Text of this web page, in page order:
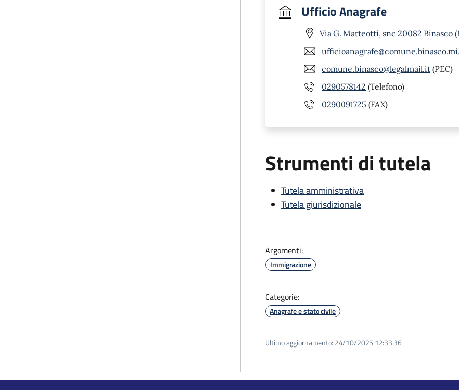
Ufficio Anagrafe
Via G. Matteotti, snc 20082 Binasco
comune.binasco@legalmail.it (PEC)
0290578142 (Telefono)
0290091725 (FAX)
Strumenti di tutela
Tutela amministrativa
Tutela giurisdizionale
Argomenti:
Immigrazione
Categorie:
Anagrafe e stato civile
Ultimo aggiornamento: 24/10/2025 12:33.36